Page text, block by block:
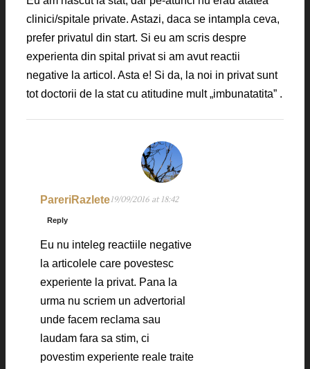
clinici/spitale private. Astazi, daca se intampla ceva,
prefer privatul din start. Si eu am scris despre
experienta din spital privat si am avut reactii
negative la articol. Asta e! Si da, la noi in privat sunt
tot doctorii de la stat cu atitudine mult „imbunatatita” .
PareriRazlete19/09/2016 at 18:42
Reply
Eu nu inteleg reactiile negative
la articolele care povestesc
experiente la privat. Pana la
urma nu scriem un advertorial
unde facem reclama sau
laudam fara sa stim, ci
povestim experiente reale traite